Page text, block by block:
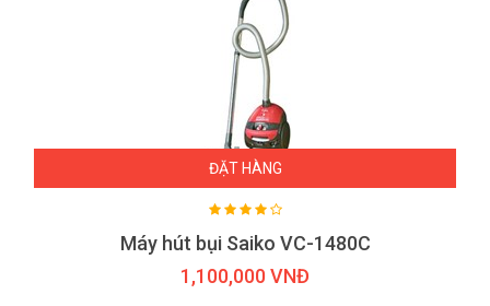
ĐẶT HÀNG
Máy hút bụi Saiko VC-1480C
1,100,000 VNĐ